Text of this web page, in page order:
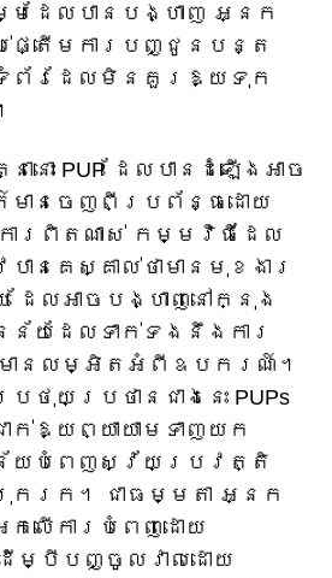
មដែលបានបង្ហាញ អ្នក
ប់ផ្តើមការបញ្ជូនបន្ត
ហទំព័រដែលមិនគួរឱ្យទុក
ោះ PUP ដែលបានដំឡើងអាច
ានចេញពីប្រព័ន្ធដោយ
ការពិតណាស់ កម្មវិធីដែល
បានគេស្គាល់ថាមានមុខងារ
លអាចបង្ហាញនៅក្នុង
យដែលទាក់ទងនឹងការ
ានលម្អិតអំពីឧបករណ៍។
យប្រថានជាងនេះ PUPs
ក់ឱ្យព្យាយាមទាញយក
យបំពេញស្វ័យប្រវត្តិ
រក។ ជាធម្មតា អ្នក
លើការបំពេញដោយ
ម្បីបញ្ចូលវាលដោយ